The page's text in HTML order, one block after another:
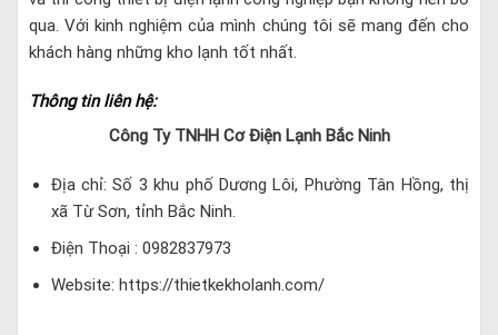
qua. Với kinh nghiệm của mình chúng tôi sẽ mang đến cho
khách hàng những kho lạnh tốt nhất.
Thông tin liên hệ:
Công Ty TNHH Cơ Điện Lạnh Bắc Ninh
Địa chỉ: Số 3 khu phố Dương Lôi, Phường Tân Hồng, thị
xã Từ Sơn, tỉnh Bắc Ninh.
Điện Thoại : 0982837973
Website: https://thietkekholanh.com/